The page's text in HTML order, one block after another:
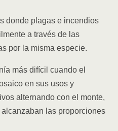
donde plagas e incendios
a través de las
por la misma especie.
más difícil cuando el
en sus usos y
alternando con el monte,
las proporciones